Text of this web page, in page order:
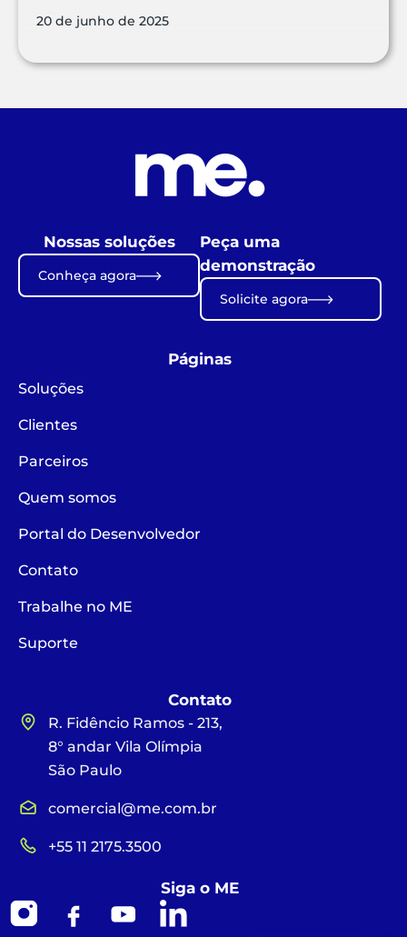
20 de junho de 2025
Nossas soluções
Conheça agora
Peça uma
demonstração
Solicite agora
Páginas
Soluções
Clientes
Parceiros
Quem somos
Portal do Desenvolvedor
Contato
Trabalhe no ME
Suporte
Contato
R. Fidêncio Ramos - 213,
8° andar Vila Olímpia
São Paulo
comercial@me.com.br
+55 11 2175.3500
Siga o ME